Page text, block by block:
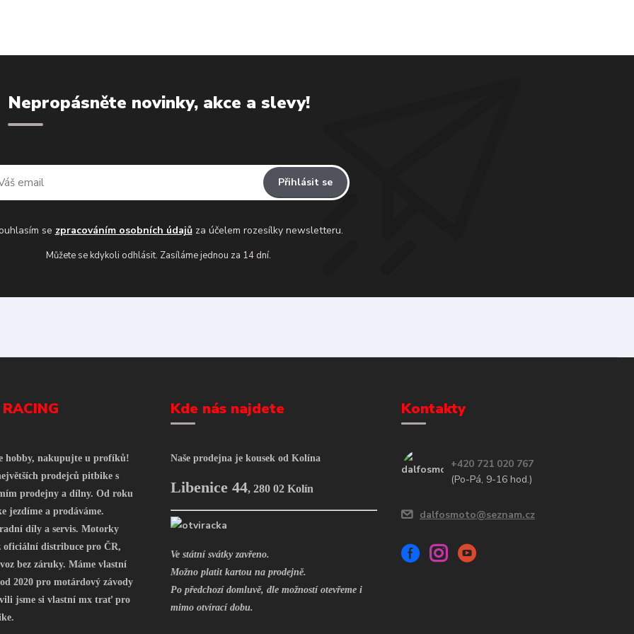
Nepropásněte novinky, akce a slevy!
Přihlásit se
se zpracováním osobních údajůza účelem rozesílky newsletteru.
Můžete se kdykoli odhlásit. Zasíláme jednou za 14 dní.
hobby, nakupujte u profíků!
prodejců pitbike s
prodejny a dílny. Od roku
jezdíme a prodáváme.
díly a servis. Motorky
oficiální distribuce pro ČR,
bez záruky. Máme vlastní
2020 pro motárdový závody
jsme si vlastní mx trať pro
Kde nás najdete
Naše prodejna je kousek od Kolína
Libenice 44, 280 02 Kolín
Ve státní svátky zavřeno.
Možno platit kartou na prodejně.
Po předchozí domluvě, dle možností otevřeme i
mimo otvírací dobu.
Kontakty
+420 721 020 767
(Po-Pá, 9-16 hod.)
dalfosmoto@seznam.cz